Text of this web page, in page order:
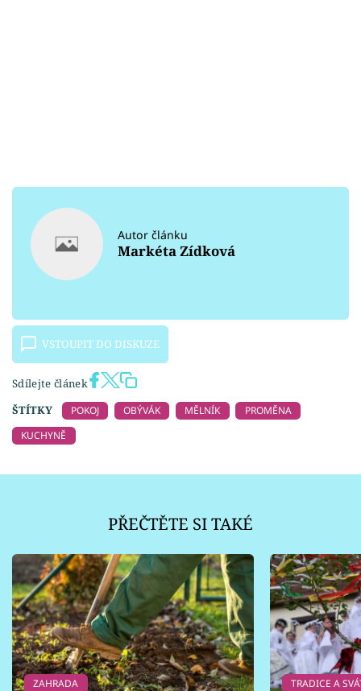
Autor článku
Markéta Zídková
VSTOUPIT DO DISKUZE
Sdílejte článek
ŠTÍTKY
POKOJ OBÝVÁK MĚLNÍK
PROMĚNA
KUCHYNĚ
PŘEČTĚTE SI TAKÉ
ZAHRADA TRADICE A